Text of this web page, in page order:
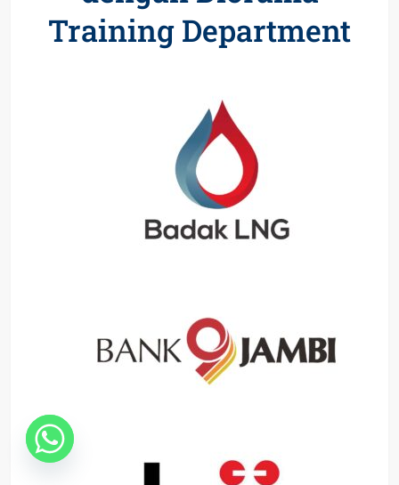
Training Department